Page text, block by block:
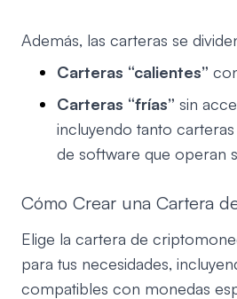
Además, las carteras se
Carteras “calientes”
Carteras “frías” sin
incluyendo tanto
de software que operan
Cómo Crear una Cartera
Elige la cartera de
para tus necesidades,
compatibles con monedas